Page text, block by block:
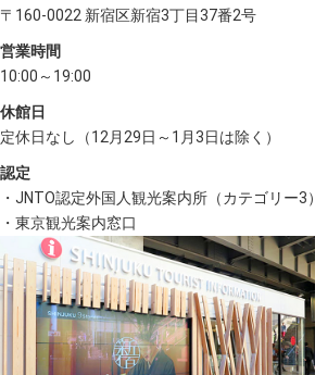
〒160-0022 新宿区新宿3丁目37番2号
営業時間
10:00～19:00
休館日
定休日なし（12月29日～1月3日は除く）
認定
・JNTO認定外国人観光案内所（カテゴリー3）
・東京観光案内窓口